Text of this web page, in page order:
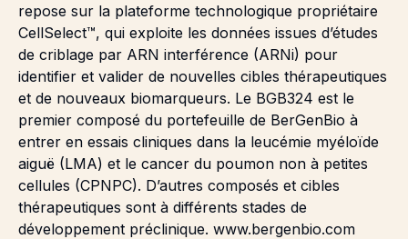
repose sur la plateforme technologique propriétaire
CellSelect™, qui exploite les données issues d’études
de criblage par ARN interférence (ARNi) pour
identifier et valider de nouvelles cibles thérapeutiques
et de nouveaux biomarqueurs. Le BGB324 est le
premier composé du portefeuille de BerGenBio à
entrer en essais cliniques dans la leucémie myéloïde
aiguë (LMA) et le cancer du poumon non à petites
cellules (CPNPC). D’autres composés et cibles
thérapeutiques sont à différents stades de
développement préclinique. www.bergenbio.com